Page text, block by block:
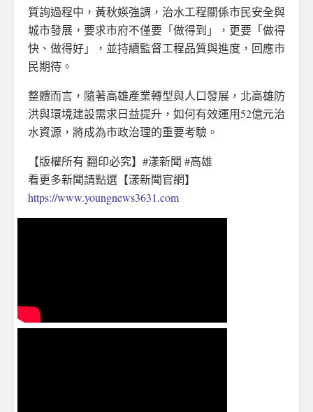
質詢過程中，黃秋媖強調，治水工程關係市民安全與
城市發展，要求市府不僅要「做得到」，更要「做得
快、做得好」，並持續監督工程品質與進度，回應市
民期待。
整體而言，隨著高雄產業轉型與人口發展，北高雄防
洪與環境建設需求日益提升，如何有效運用52億元治
水資源，將成為市政治理的重要考驗。
【版權所有 翻印必究】#漾新聞 #高雄
看更多新聞請點選【漾新聞官網】
https://www.youngnews3631.com